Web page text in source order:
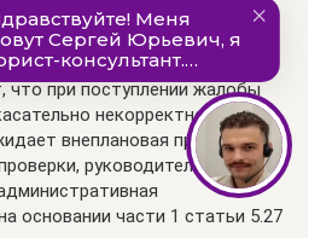
а именно пункт 45 этих
за заполнение ТК несет
работодатель.
что при поступлении жалобы
некорректного
внеплановая проверка. В
руководителя, как
основании части 1 статьи 5.27